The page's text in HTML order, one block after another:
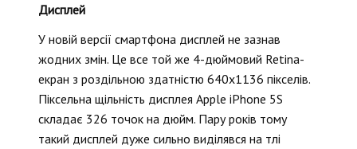
Дисплей
У новій версії смартфона дисплей не зазнав
жодних змін. Це все той же 4-дюймовий Retina-
екран з роздільною здатністю 640х1136 пікселів.
Піксельна щільність дисплея Apple iPhone 5S
складає 326 точок на дюйм. Пару років тому
такий дисплей дуже сильно виділявся на тлі